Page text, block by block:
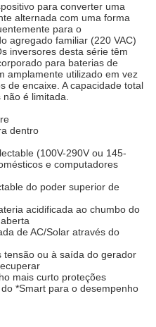
para converter uma
alternada com uma forma
para o
agregado familiar (220 VAC)
inversores desta série têm
para baterias de
amplamente utilizado em vez
de encaixe. A capacidade total
não é limitada.
dentro
(100V-290V ou 145-
e computadores
do poder superior de
acidificada ao chumbo do
de AC/Solar através do
tensão ou à saída do gerador
mais curto proteções
*Smart para o desempenho